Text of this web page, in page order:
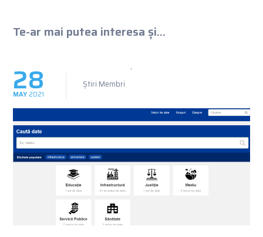
Te-ar mai putea interesa și...
28
MAY 2021
Știri Membri